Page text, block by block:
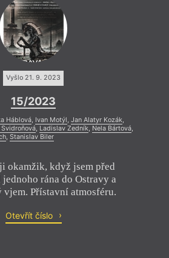
Vyšlo 21. 9. 2023
15/2023
Háblová, Ivan Motýl, Jan Alatyr Kozák,
, Ladislav Zedník, Nela Bártová,
, Stanislav Biler
okamžik, když jsem před
rána do Ostravy a
vjem. Přístavní atmosféru.
Otevřít číslo